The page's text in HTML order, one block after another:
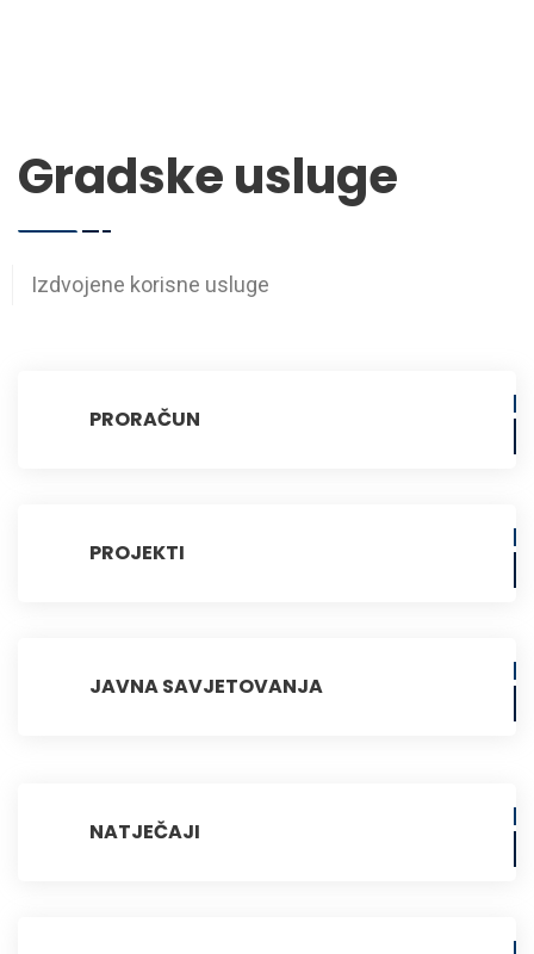
Gradske usluge
Izdvojene korisne usluge
PRORAČUN
PROJEKTI
JAVNA SAVJETOVANJA
NATJEČAJI